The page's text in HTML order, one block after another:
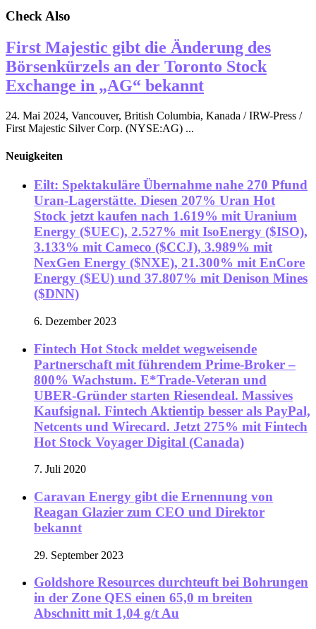
Check Also
First Majestic gibt die Änderung des
Börsenkürzels an der Toronto Stock
Exchange in „AG“ bekannt
24. Mai 2024, Vancouver, British Columbia, Kanada / IRW-Press /
First Majestic Silver Corp. (NYSE:AG) ...
Neuigkeiten
Eilt: Spektakuläre Übernahme nahe 270 Pfund
Uran-Lagerstätte. Diesen 207% Uran Hot
Stock jetzt kaufen nach 1.619% mit Uranium
Energy ($UEC), 2.527% mit IsoEnergy ($ISO),
3.133% mit Cameco ($CCJ), 3.989% mit
NexGen Energy ($NXE), 21.300% mit EnCore
Energy ($EU) und 37.807% mit Denison Mines
($DNN)
6. Dezember 2023
Fintech Hot Stock meldet wegweisende
Partnerschaft mit führendem Prime-Broker –
800% Wachstum. E*Trade-Veteran und
UBER-Gründer starten Riesendeal. Massives
Kaufsignal. Fintech Aktientip besser als PayPal,
Netcents und Wirecard. Jetzt 275% mit Fintech
Hot Stock Voyager Digital (Canada)
7. Juli 2020
Caravan Energy gibt die Ernennung von
Reagan Glazier zum CEO und Direktor
bekannt
29. September 2023
Goldshore Resources durchteuft bei Bohrungen
in der Zone QES einen 65,0 m breiten
Abschnitt mit 1,04 g/t Au